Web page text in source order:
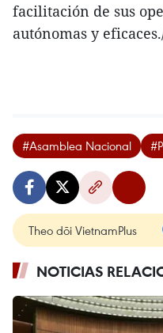
facilitación de sus
autónomas y
#Asamblea Nacional
Theo dõi VietnamPlus
NOTICIAS